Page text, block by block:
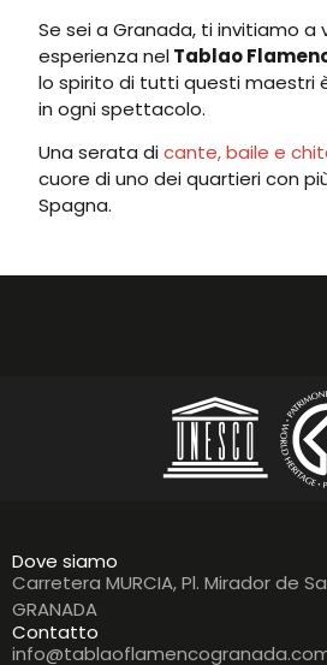
Se sei a Granada, ti invitiamo a
esperienza nelTablao
lo spirito di tutti questi maestri
in ogni spettacolo.
Una serata dicante, baile e
cuore di uno dei quartieri con
Spagna.
Dove siamo
Carretera MURCIA, Pl. Mirador de
GRANADA
Contatto